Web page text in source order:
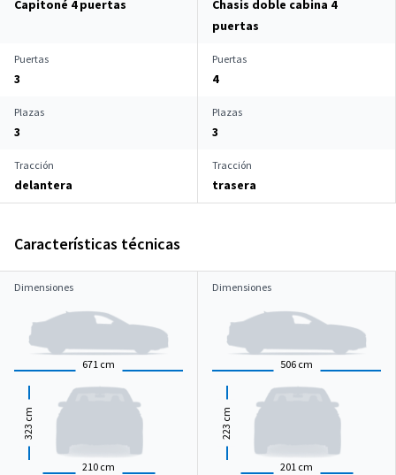
Capitoné 4 puertas
Chasis doble cabina 4
puertas
Puertas
3
Puertas
4
Plazas
3
Plazas
3
Tracción
delantera
Tracción
trasera
Características técnicas
Dimensiones
671 cm
210 cm
323
cm
Dimensiones
506 cm
201 cm
223
cm